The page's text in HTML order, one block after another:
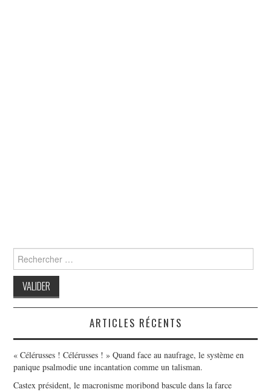
Search
for:
ARTICLES RÉCENTS
« Célérusses ! Célérusses ! » Quand face au naufrage, le système en
panique psalmodie une incantation comme un talisman.
Castex président, le macronisme moribond bascule dans la farce